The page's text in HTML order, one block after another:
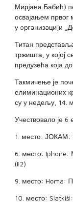
Мирјана Бабић)
освајањем првог
у oргaнизaциjи
Титан
тржишта, у којој
предузећа која
Такмичење је
елиминационих
су у недељу, 14.
Учествовало је
1. место: ЈОКАМ:
6. место: Iphone:
(II2)
9. место: Homa:
10. место: